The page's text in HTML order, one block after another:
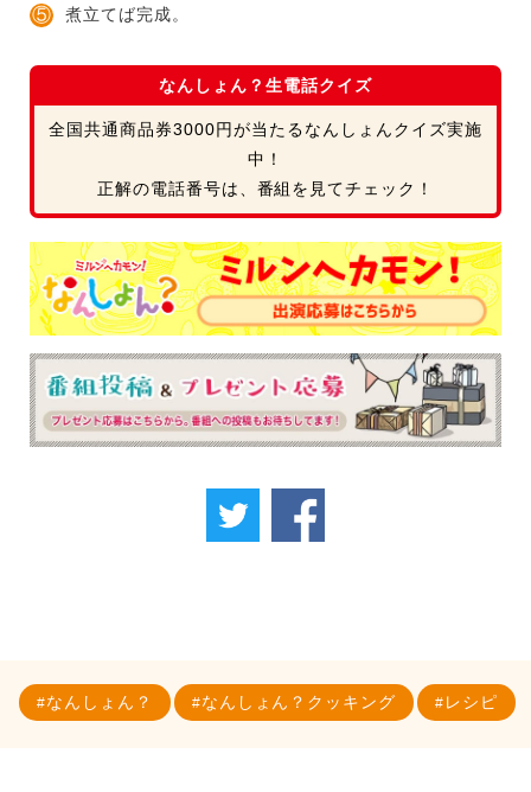
煮立てば完成。
なんしょん？生電話クイズ
全国共通商品券3000円が当たるなんしょんクイズ実施
中！
正解の電話番号は、番組を見てチェック！
なんしょん？ なんしょん？クッキング レシピ